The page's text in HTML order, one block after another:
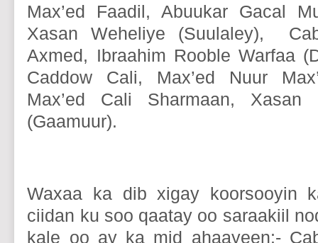
Max’ed Faadil, Abuukar Gacal
Xasan Weheliye (Suulaley),
Axmed, Ibraahim Rooble Warfaa
Caddow Cali, Max’ed Nuur
Max’ed Cali Sharmaan, Xasan
(Gaamuur).
Waxaa ka dib xigay koorsooyin
ciidan ku soo qaatay oo saraakiil
kale oo ay ka mid ahaayeen:-